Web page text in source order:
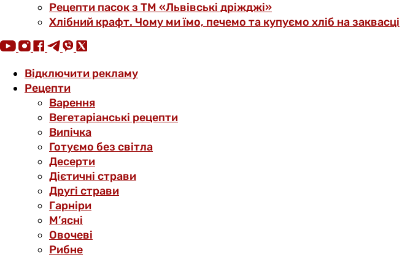
Рецепти пасок з ТМ «Львівські дріжджі»
Хлібний крафт. Чому ми їмо, печемо та купуємо хліб на заквасці
Відключити рекламу
Рецепти
Варення
Вегетаріанські рецепти
Випічка
Готуємо без світла
Десерти
Дієтичні страви
Другі страви
Гарніри
М’ясні
Овочеві
Рибне